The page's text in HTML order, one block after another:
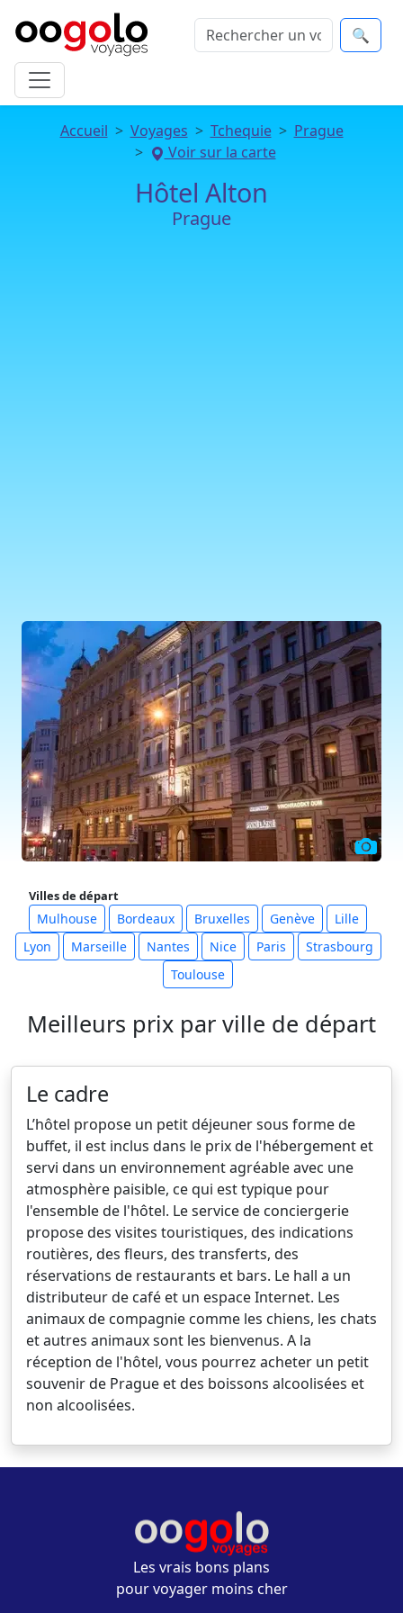
🔍
Accueil Voyages Tchequie
Prague
Voir sur la carte
Hôtel Alton
Prague
Villes de départ
Mulhouse Bordeaux Bruxelles Genève
Lille
Lyon
Marseille Nantes Nice Paris
Strasbourg
Toulouse
Meilleurs prix par ville de départ
Le cadre
L’hôtel propose un petit déjeuner sous forme de
buffet, il est inclus dans le prix de l'hébergement et
servi dans un environnement agréable avec une
atmosphère paisible, ce qui est typique pour
l'ensemble de l'hôtel. Le service de conciergerie
propose des visites touristiques, des indications
routières, des fleurs, des transferts, des
réservations de restaurants et bars. Le hall a un
distributeur de café et un espace Internet. Les
animaux de compagnie comme les chiens, les chats
et autres animaux sont les bienvenus. A la
réception de l'hôtel, vous pourrez acheter un petit
souvenir de Prague et des boissons alcoolisées et
non alcoolisées.
Les vrais bons plans
pour voyager moins cher